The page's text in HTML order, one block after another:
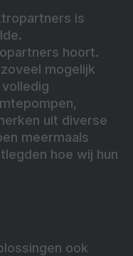
is
hoort.
mogelijk
uit diverse
meermaals
hoe wij hun
ook